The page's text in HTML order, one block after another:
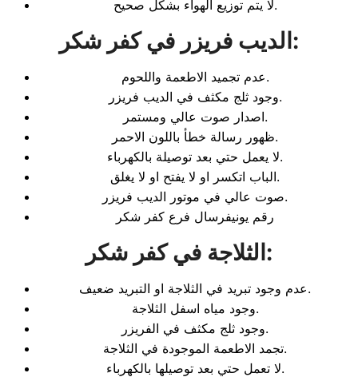
لا يتم توزيع الهواء بشكل صحيح.
الديب فريزر في كفر شكر :
عدم تجميد الاطعمة واللحوم.
وجود ثلج مكثف في الديب فريزر.
اصدار صوت عالي ومستمر.
ظهور رسالة خطأ باللون الاحمر.
لا يعمل حتي بعد توصيلة بالكهرباء.
الباب اتكسر او لا يفتح او لا يغلق.
صوت عالي في موتور الديب فريزر.
رقم يونيفرسال فرع كفر شكر
الثلاجة في كفر شكر :
عدم وجود تبريد في الثلاجة او التبريد ضعيف.
وجود مياه اسفل الثلاجة.
وجود ثلج مكثف في الفريزر.
تجمد الاطعمة الموجودة في الثلاجة.
لا تعمل حتي بعد توصيلها بالكهرباء.